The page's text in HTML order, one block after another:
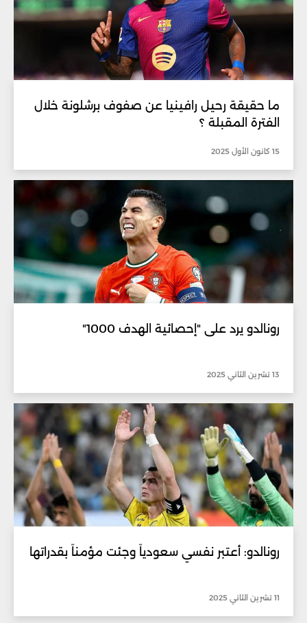
ما حقيقة رحيل رافينيا عن صفوف برشلونة خلال
الفترة المقبلة ؟
15 كانون الأول 2025
رونالدو يرد على "إحصائية الهدف 1000"
13 تشرين الثاني 2025
رونالدو: أعتبر نفسي سعودياً وجئت مؤمناً بقدراتها
11 تشرين الثاني 2025